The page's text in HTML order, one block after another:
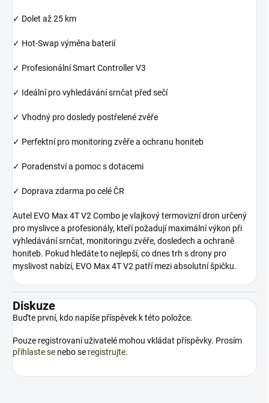
✓ Dolet až 25 km
✓ Hot-Swap výměna baterií
✓ Profesionální Smart Controller V3
✓ Ideální pro vyhledávání srnčat před sečí
✓ Vhodný pro dosledy postřelené zvěře
✓ Perfektní pro monitoring zvěře a ochranu honiteb
✓ Poradenství a pomoc s dotacemi
✓ Doprava zdarma po celé ČR
Autel EVO Max 4T V2 Combo je vlajkový termovizní dron určený
pro myslivce a profesionály, kteří požadují maximální výkon při
vyhledávání srnčat, monitoringu zvěře, dosledech a ochraně
honiteb. Pokud hledáte to nejlepší, co dnes trh s drony pro
myslivost nabízí, EVO Max 4T V2 patří mezi absolutní špičku.
Diskuze
Buďte první, kdo napíše příspěvek k této položce.
Pouze registrovaní uživatelé mohou vkládat příspěvky. Prosím
přihlaste se nebo se registrujte.